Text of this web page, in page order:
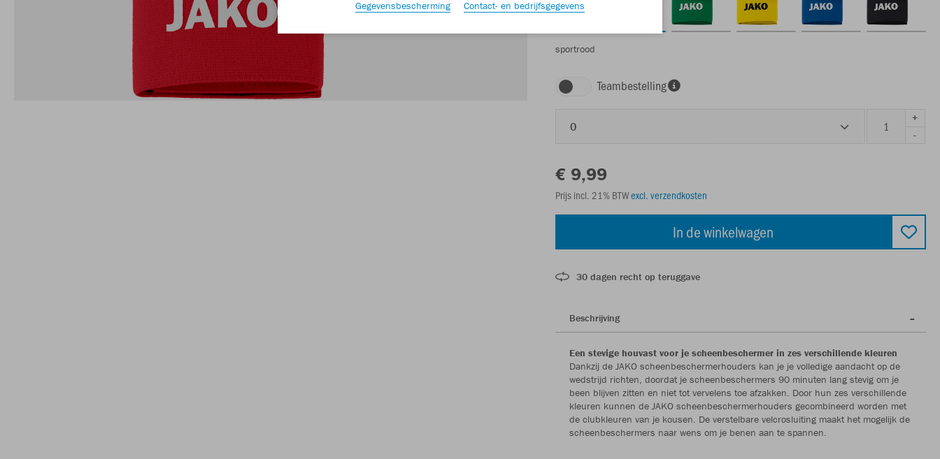
sportrood
Teambestelling
0
+
-
€ 9,99
Prijs incl. 21% BTWexcl. verzendkosten
In de winkelwagen
30 dagen recht op teruggave
Beschrijving
Een stevige houvast voor je scheenbeschermer in zes verschillende kleuren
Dankzij de JAKO scheenbeschermerhouders kan je je volledige aandacht op de
wedstrijd richten, doordat je scheenbeschermers 90 minuten lang stevig om je
been blijven zitten en niet tot vervelens toe afzakken. Door hun zes verschillende
kleuren kunnen de JAKO scheenbeschermerhouders gecombineerd worden met
de clubkleuren van je kousen. De verstelbare velcrosluiting maakt het mogelijk de
scheenbeschermers naar wens om je benen aan te spannen.
Gegevensbescherming Contact- en bedrijfsgegevens